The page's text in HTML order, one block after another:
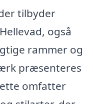
tilbyder
også
rammer og
præsenteres
omfatter